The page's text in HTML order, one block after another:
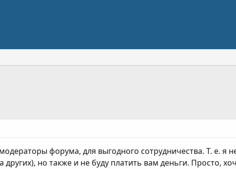
форума, для выгодного сотрудничества. Т. е. я
но также и не буду платить вам деньги. Просто,